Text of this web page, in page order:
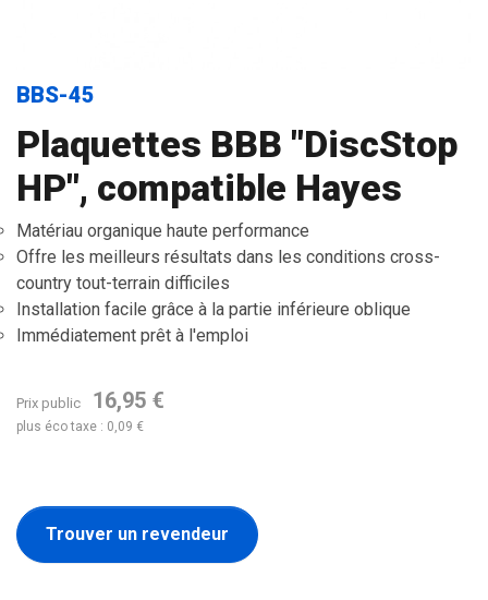
BBS-45
Plaquettes BBB "DiscStop
HP", compatible Hayes
Matériau organique haute performance
Offre les meilleurs résultats dans les conditions cross-
country tout-terrain difficiles
Installation facile grâce à la partie inférieure oblique
Immédiatement prêt à l'emploi
Prix public 16,95 €
plus éco taxe : 0,09 €
Trouver un revendeur